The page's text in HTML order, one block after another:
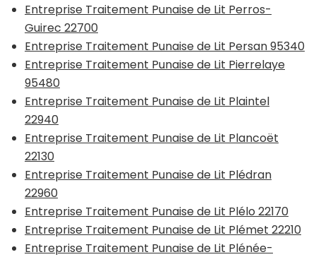
Entreprise Traitement Punaise de Lit Perros-
Guirec 22700
Entreprise Traitement Punaise de Lit Persan 95340
Entreprise Traitement Punaise de Lit Pierrelaye
95480
Entreprise Traitement Punaise de Lit Plaintel
22940
Entreprise Traitement Punaise de Lit Plancoët
22130
Entreprise Traitement Punaise de Lit Plédran
22960
Entreprise Traitement Punaise de Lit Plélo 22170
Entreprise Traitement Punaise de Lit Plémet 22210
Entreprise Traitement Punaise de Lit Plénée-